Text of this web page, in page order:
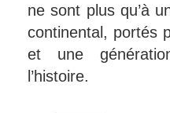
ne sont plus qu’à
continental, portés
et une
l’histoire.